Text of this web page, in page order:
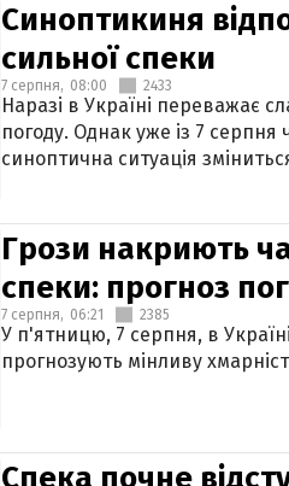
Синоптикиня
сильної спеки
7 серпня, 08:00 2433
Наразі в Україні переважає
погоду. Однак уже із 7
синоптична ситуація
Грози накриють
спеки: прогноз
7 серпня, 06:21 2385
У п'ятницю, 7 серпня, в
прогнозують мінливу
Спека почне